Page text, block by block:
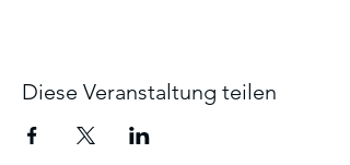
Diese Veranstaltung teilen